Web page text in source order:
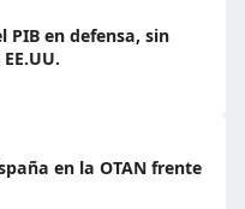
PIB en defensa, sin
en la OTAN frente